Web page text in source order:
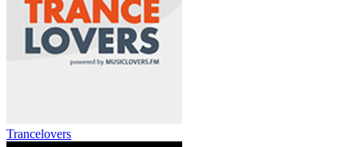
Trancelovers